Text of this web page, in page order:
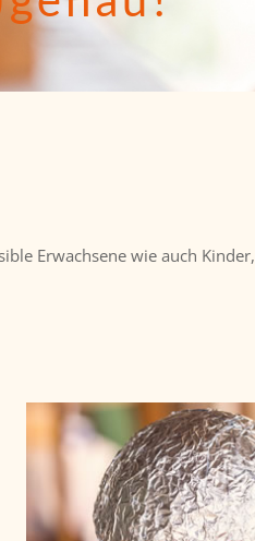
Erwachsene wie auch Kinder,